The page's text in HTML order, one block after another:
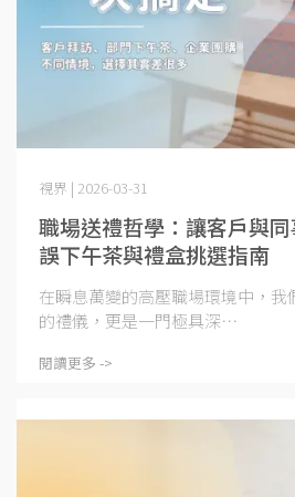
職場送禮哲學：讓客戶與
誤下午茶與禮盒挑選指南
視界 | 2026-03-31
在瞬息萬變的高壓職場環境中，我
的禮儀，更是一門極具深⋯
閱讀更多 ->